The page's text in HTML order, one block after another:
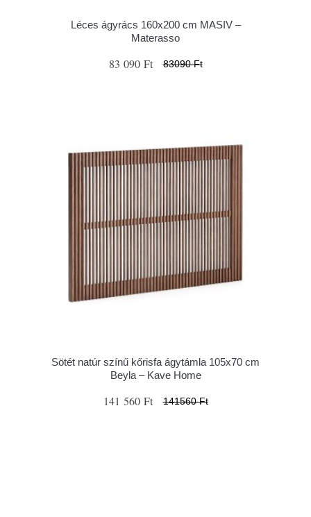
Léces ágyrács 160x200 cm MASIV –
Materasso
83 090 Ft 83090 Ft
Sötét natúr színű kőrisfa ágytámla 105x70 cm
Beyla – Kave Home
141 560 Ft 141560 Ft